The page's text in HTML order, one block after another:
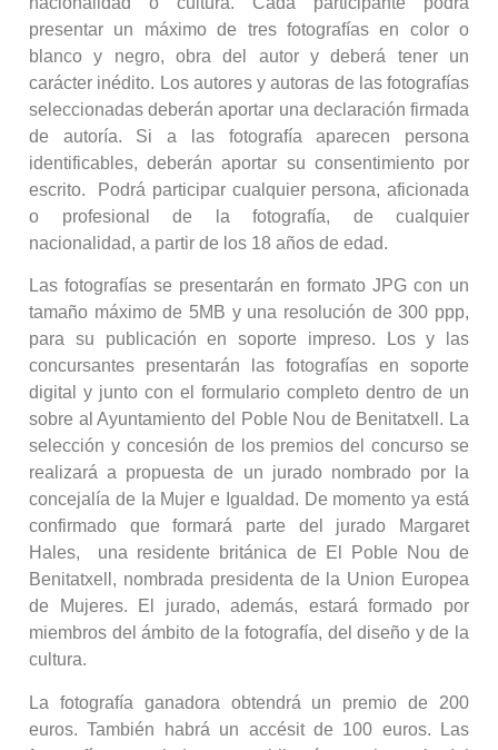
presentar un máximo de tres fotografías en color o
blanco y negro, obra del autor y deberá tener un
carácter inédito. Los autores y autoras de las fotografías
seleccionadas deberán aportar una declaración firmada
de autoría. Si a las fotografía aparecen persona
identificables, deberán aportar su consentimiento por
escrito. Podrá participar cualquier persona, aficionada
o profesional de la fotografía, de cualquier
nacionalidad, a partir de los 18 años de edad.
Las fotografías se presentarán en formato JPG con un
tamaño máximo de 5MB y una resolución de 300 ppp,
para su publicación en soporte impreso. Los y las
concursantes presentarán las fotografías en soporte
digital y junto con el formulario completo dentro de un
sobre al Ayuntamiento del Poble Nou de Benitatxell. La
selección y concesión de los premios del concurso se
realizará a propuesta de un jurado nombrado por la
concejalía de Ia Mujer e Igualdad. De momento ya está
confirmado que formará parte del jurado Margaret
Hales, una residente británica de El Poble Nou de
Benitatxell, nombrada presidenta de la Union Europea
de Mujeres. El jurado, además, estará formado por
miembros del ámbito de la fotografía, del diseño y de la
cultura.
La fotografía ganadora obtendrá un premio de 200
euros. También habrá un accésit de 100 euros. Las